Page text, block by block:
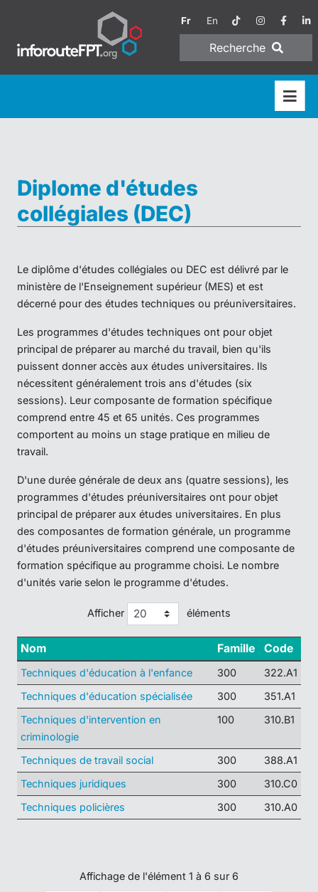
Fr En
Recherche
Diplome d'études
collégiales (DEC)
Le diplôme d'études collégiales ou DEC est délivré par le
ministère de l'Enseignement supérieur (MES) et est
décerné pour des études techniques ou préuniversitaires.
Les programmes d'études techniques ont pour objet
principal de préparer au marché du travail, bien qu'ils
puissent donner accès aux études universitaires. Ils
nécessitent généralement trois ans d'études (six
sessions). Leur composante de formation spécifique
comprend entre 45 et 65 unités. Ces programmes
comportent au moins un stage pratique en milieu de
travail.
D'une durée générale de deux ans (quatre sessions), les
programmes d'études préuniversitaires ont pour objet
principal de préparer aux études universitaires. En plus
des composantes de formation générale, un programme
d'études préuniversitaires comprend une composante de
formation spécifique au programme choisi. Le nombre
d'unités varie selon le programme d'études.
Afficher éléments
Nom Famille Code
Techniques d'éducation à l'enfance 300
322.A1
Techniques d'éducation spécialisée
300
351.A1
Techniques d'intervention en
criminologie
100 310.B1
Techniques de travail social 300
388.A1
Techniques juridiques
300
310.C0
Techniques policières
300 310.A0
Affichage de l'élément 1 à 6 sur 6